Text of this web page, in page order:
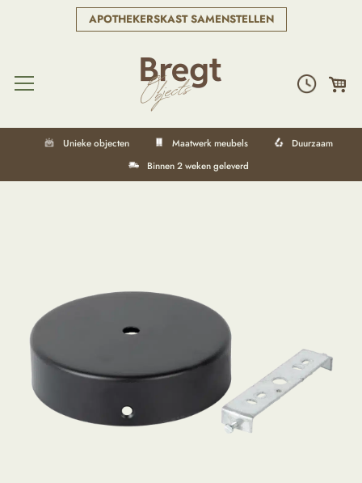
APOTHEKERSKAST SAMENSTELLEN
Unieke objecten Maatwerk meubels
Duurzaam
Binnen 2 weken geleverd